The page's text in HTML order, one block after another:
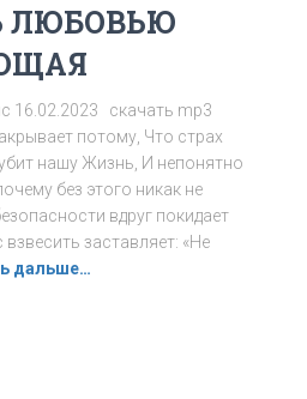
ЛЮБОВЬЮ
16.02.2023 скачать mp3
потому, Что страх
нашу Жизнь, И непонятно
без этого никак не
вдруг покидает
заставляет: «Не
дальше…